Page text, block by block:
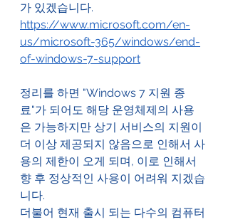
가 있겠습니다.
https://www.microsoft.com/en-
us/microsoft-365/windows/end-
of-windows-7-support
정리를 하면 "Windows 7 지원 종
료"가 되어도 해당 운영체제의 사용
은 가능하지만 상기 서비스의 지원이
더 이상 제공되지 않음으로 인해서 사
용의 제한이 오게 되며, 이로 인해서
향 후 정상적인 사용이 어려워 지겠습
니다.
더불어 현재 출시 되는 다수의 컴퓨터